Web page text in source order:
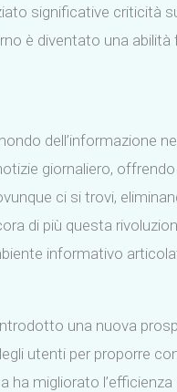
significative criticità
è diventato una
dell’informazione
giornaliero,
ci si trovi,
di più questa
informativo
una nuova
utenti per proporre
migliorato